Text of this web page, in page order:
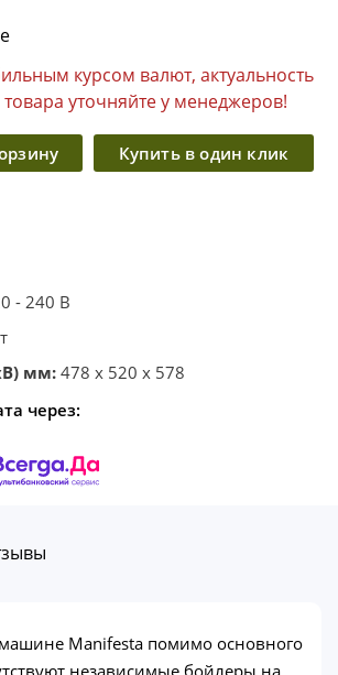
курсом валют, актуальность
уточняйте у менеджеров!
Купить в один клик
- 240 В
мм: 478 x 520 x 578
через:
Manifesta помимо основного
независимые бойлеры на